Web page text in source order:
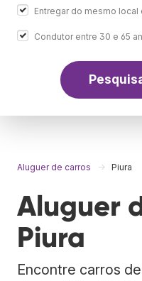
Entregar do mesmo local
Condutor entre 30 e 65
Aluguer de carros Piura
Aluguer
Piura
Encontre carros